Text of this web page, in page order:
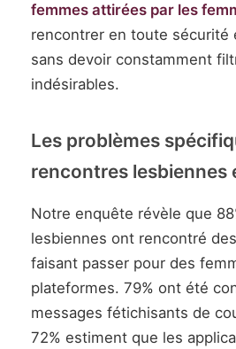
femmes attirées par les
rencontrer en toute sécurité
sans devoir constamment
indésirables.
Les problèmes
rencontres lesbiennes
Notre enquête révèle que
lesbiennes ont rencontré
faisant passer pour des
plateformes. 79% ont été
messages fétichisants de
72% estiment que les